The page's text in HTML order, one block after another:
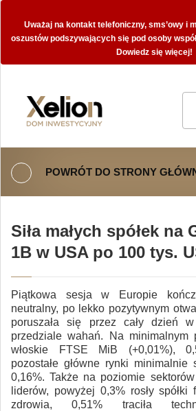
Uważaj na kontakt telefoniczny, sms’owy i
oszustów podszywających się pod osoby
Dowiedz się więcej!
POWRÓT DO STRONY
Siła małych spółek na
1B w USA po 100 tys.
Piątkowa sesja w Europie
neutralny, po lekko pozytywnym
poruszała się przez cały dzień
przedziale wahań. Na minimalnym
włoskie FTSE MiB (+0,01%),
pozostałe główne rynki minimalnie
0,16%. Także na poziomie
liderów, powyżej 0,3% rosły
zdrowia, 0,51% traciła